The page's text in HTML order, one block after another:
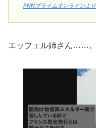
FNNプライムオンラインより
エッフェル姉さん……。